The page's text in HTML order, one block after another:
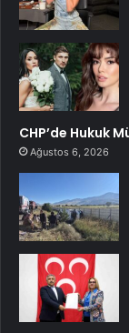
CHP’de Hukuk
Ağustos 6, 2026